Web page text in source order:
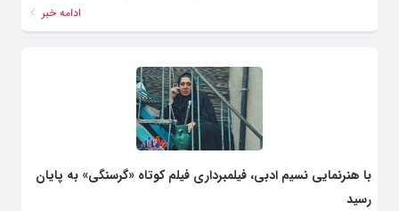
ادامه خبر
با هنرنمایی نسیم ادبی، فیلمبرداری فیلم کوتاه «گرسنگی» به پایان
رسید